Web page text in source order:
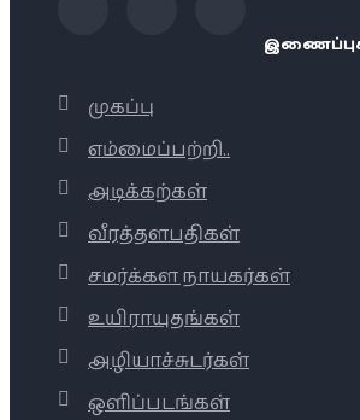
முகப்பு
எம்மைப்பற்றி..
அடிக்கற்கள்
வீரத்தளபதிகள்
சமர்க்கள நாயகர்கள்
உயிராயுதங்கள்
அழியாச்சுடர்கள்
ஒளிப்படங்கள்